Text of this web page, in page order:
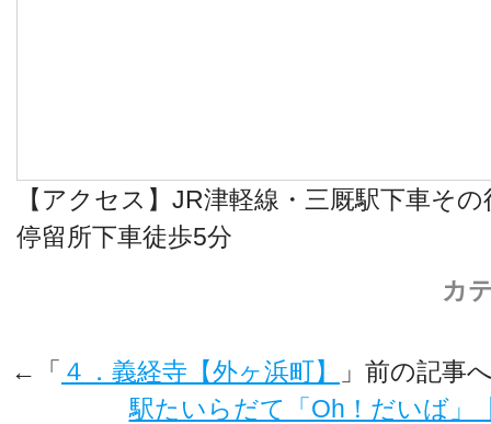
【アクセス】JR津軽線・三厩駅下車そ
停留所下車徒歩5分
カ
←「 ４．義経寺【外ヶ浜町】
」前の記
駅たいらだて「Oh！だいば」